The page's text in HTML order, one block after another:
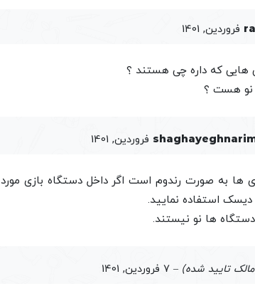
به دلیل دریافت خدمات
و بهره‌مندی از
هایی که داره چی هستند ؟
نو هست ؟
ها به صورت رندوم است اگر داخل دستگاه بازی
دیسک استفاده نمایید.
ها نو نیستند.
تایید شده) – 7 فروردین, 1401